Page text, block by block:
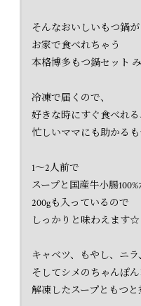
そんなおいしいもつ鍋が
お家で食べれちゃう
本格博多もつ鍋セット
冷凍で届くので、
好きな時にすぐ食べれる
忙しいママにも助かる
1〜2人前で
スープと国産牛小腸100%
200gも入っているので
しっかりと味わえます☆
キャベツ、もやし、ニラ、
そしてシメのちゃんぽ
解凍したスープともつと